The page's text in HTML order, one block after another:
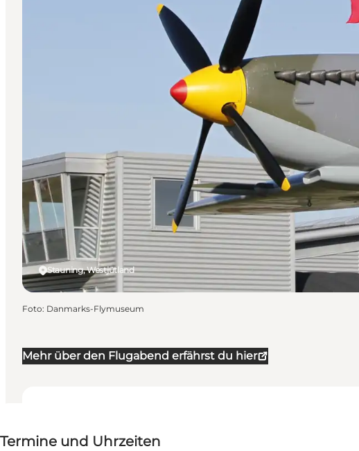
Mehr über den Flugabend erfährst du hier
Termine und Uhrzeiten
Website besuchen
Stauning, Westjütland
Foto: Danmarks-Flymuseum